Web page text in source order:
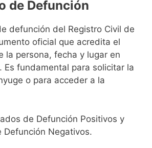
de Defunción
defunción del Registro Civil de
oficial que acredita el
la persona, fecha y lugar en
Es fundamental para solicitar la
o para acceder a la
de Defunción Positivos y
Defunción Negativos.